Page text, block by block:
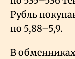
Рубль
по 5,88–5,9.
В